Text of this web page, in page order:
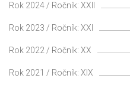
Rok 2024 / Ročník: XXII
Rok 2023 / Ročník: XXI
Rok 2022 / Ročník: XX
Rok 2021 / Ročník: XIX